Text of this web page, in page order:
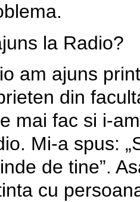
la Radio?
am ajuns
din
mai fac si i-
Mi-a spus:
de tine”.
cu